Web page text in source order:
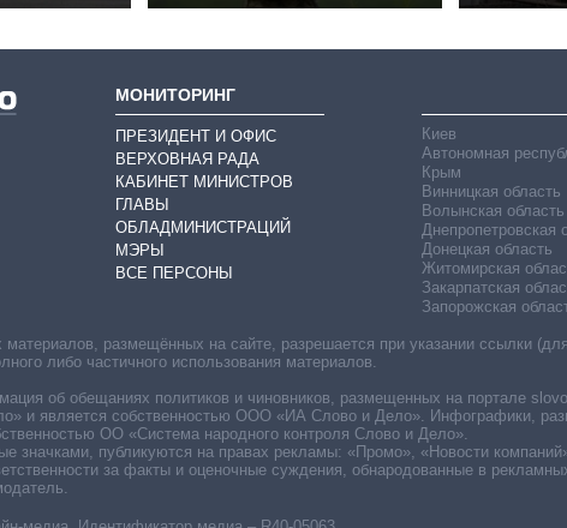
МОНИТОРИНГ
ПРЕЗИДЕНТ И ОФИС
ВЕРХОВНАЯ РАДА
КАБИНЕТ МИНИСТРОВ
ГЛАВЫ
ОБЛАДМИНИСТРАЦИЙ
МЭРЫ
ВСЕ ПЕРСОНЫ
Киев
Автономная
Крым
Винницкая область
Волынская область
Днепропетровская
Донецкая область
Житомирская
Закарпатская
Запорожская
размещённых на сайте, разрешается при указании ссылки
либо частичного использования материалов.
об обещаниях политиков и чиновников, размещенных на портале
и является собственностью ООО «ИА Слово и Дело». Инфографики,
ОО «Система народного контроля Слово и Дело».
значками, публикуются на правах рекламы: «Промо», «Новости
за факты и оценочные суждения, обнародованные в